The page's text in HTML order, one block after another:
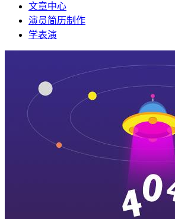
文章中心
演员简历制作
学表演